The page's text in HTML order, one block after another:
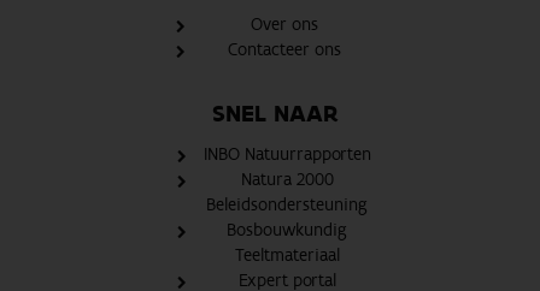
Over ons
Contacteer ons
SNEL NAAR
INBO Natuurrapporten
Natura 2000
Beleidsondersteuning
Bosbouwkundig
Teeltmateriaal
Expert portal